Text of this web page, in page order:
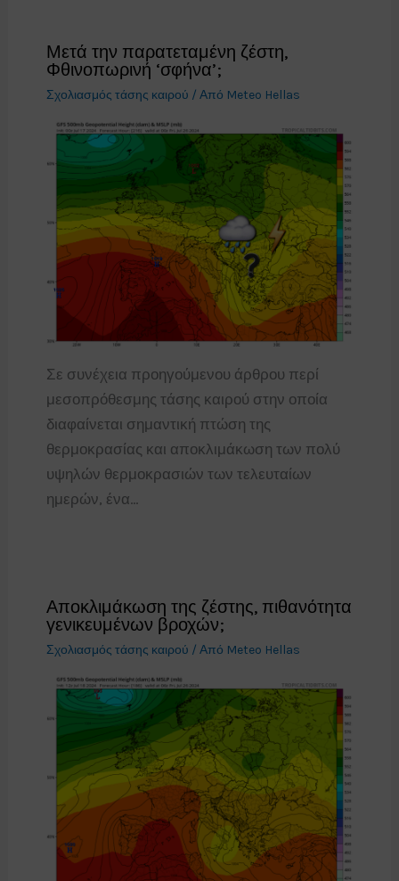
Μετά την παρατεταμένη ζέστη,
Φθινοπωρινή ‘σφήνα’;
Σχολιασμός τάσης καιρού / Από Meteo Hellas
Σε συνέχεια προηγούμενου άρθρου περί
μεσοπρόθεσμης τάσης καιρού στην οποία
διαφαίνεται σημαντική πτώση της
θερμοκρασίας και αποκλιμάκωση των πολύ
υψηλών θερμοκρασιών των τελευταίων
ημερών, ένα…
Αποκλιμάκωση της ζέστης, πιθανότητα
γενικευμένων βροχών;
Σχολιασμός τάσης καιρού / Από Meteo Hellas